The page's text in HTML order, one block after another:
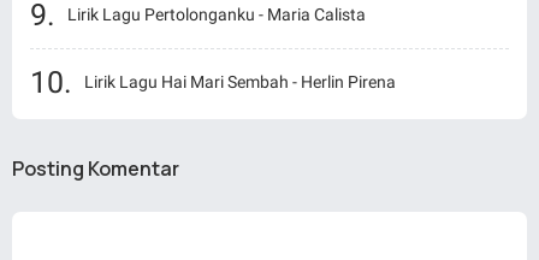
Lirik Lagu Pertolonganku - Maria Calista
Lirik Lagu Hai Mari Sembah - Herlin Pirena
Posting Komentar